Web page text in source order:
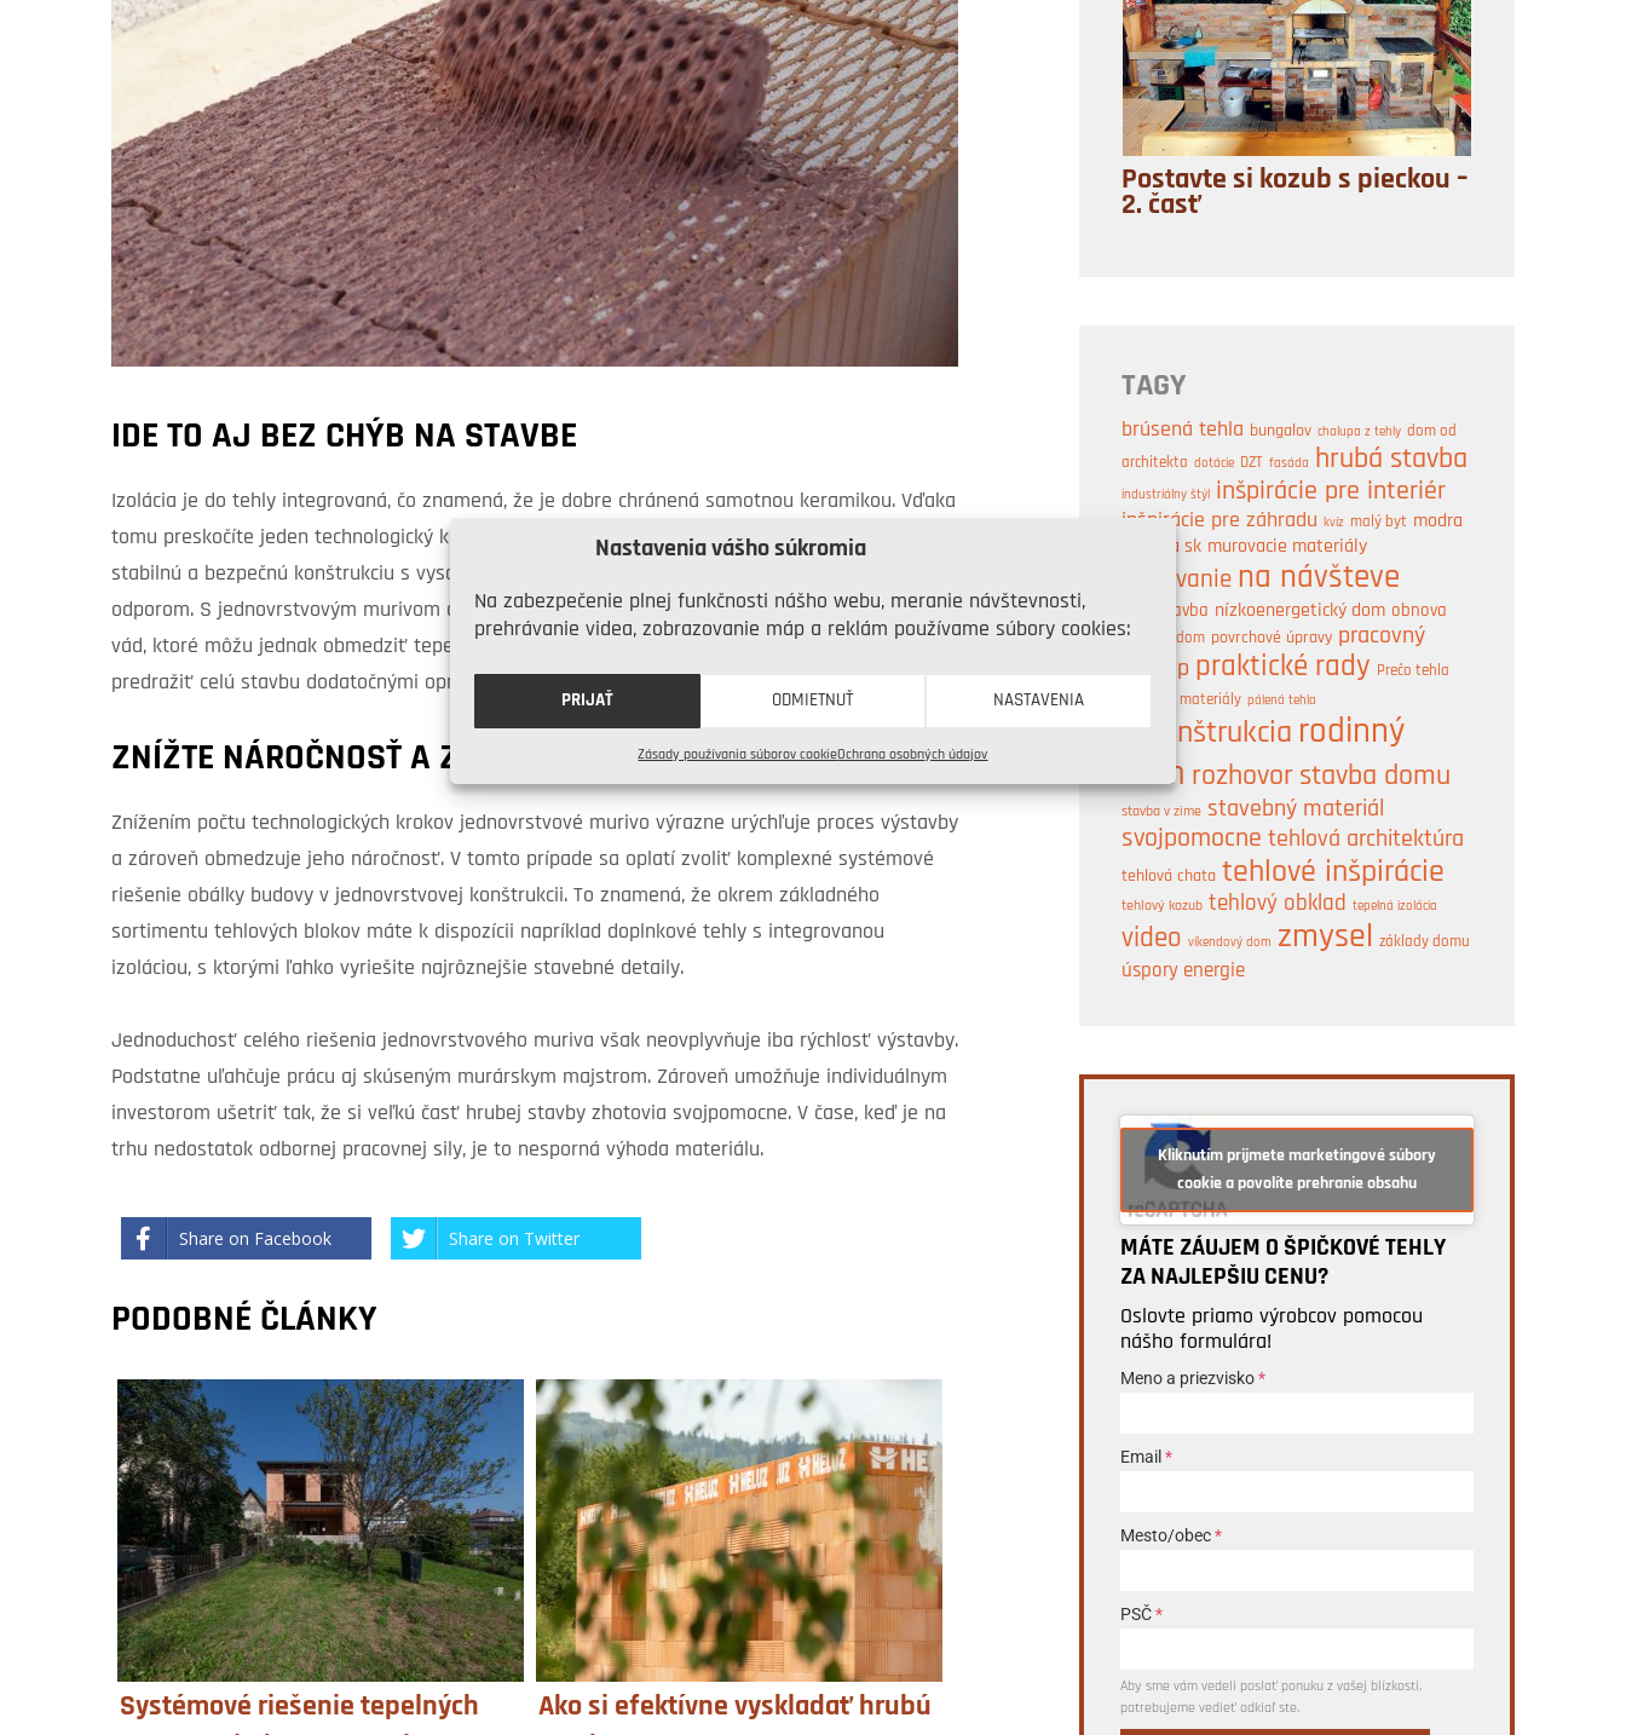
Nastavenia vášho súkromia
Na zabezpečenie plnej funkčnosti nášho webu, meranie návštevnosti,
prehrávanie videa, zobrazovanie máp a reklám používame súbory cookies:
PRIJAŤ ODMIETNUŤ NASTAVENIA
Zásady používania súborov cookieOchrana osobných údajov
IDE TO AJ BEZ CHÝB NA STAVBE
Izolácia je do tehly integrovaná, čo znamená, že je dobre chránená samotnou keramikou. Vďaka
tomu preskočíte jeden technologický krok pri výstavbe a napriek tomu získate masívnu,
stabilnú a bezpečnú konštrukciu s vysokou požiarnou odolnosťou a vynikajúcim tepelným
odporom. S jednovrstvovým murivom dokážete znížiť riziko vzniku rozličných konštrukčných
vád, ktoré môžu jednak obmedziť tepelnoizolačné vlastnosti samotného materiálu, jednak
predražiť celú stavbu dodatočnými opravami.
ZNÍŽTE NÁROČNOSŤ A ZVÝŠTE RÝCHLOSŤ STAVBY
Znížením počtu technologických krokov jednovrstvové murivo výrazne urýchľuje proces výstavby
a zároveň obmedzuje jeho náročnosť. V tomto prípade sa oplatí zvoliť komplexné systémové
riešenie obálky budovy v jednovrstvovej konštrukcii. To znamená, že okrem základného
sortimentu tehlových blokov máte k dispozícii napríklad doplnkové tehly s integrovanou
izoláciou, s ktorými ľahko vyriešite najrôznejšie stavebné detaily.
Jednoduchosť celého riešenia jednovrstvového muriva však neovplyvňuje iba rýchlosť výstavby.
Podstatne uľahčuje prácu aj skúseným murárskym majstrom. Zároveň umožňuje individuálnym
investorom ušetriť tak, že si veľkú časť hrubej stavby zhotovia svojpomocne. V čase, keď je na
trhu nedostatok odbornej pracovnej sily, je to nesporná výhoda materiálu.
Share on Facebook Share on Twitter
PODOBNÉ ČLÁNKY
Systémové riešenie tepelných
Ako si efektívne vyskladať hrubú
Postavte si kozub s pieckou –
2. časť
TAGY
brúsená tehla bungalov chalupa z tehly dom od
architekta dotácie DZT fasáda hrubá stavba
industriálny štýl inšpirácie pre interiér
inšpirácie pre záhradu kvíz malý byt modra
strecha sk murovacie materiály
murovanie na návšteve
novostavba nízkoenergetický dom obnova
pasívny dom povrchové úpravy pracovný
postup praktické rady Prečo tehla
prírodné materiály pálená tehla
rekonštrukcia rodinný
dom rozhovor stavba domu
stavba v zime stavebný materiál
svojpomocne tehlová architektúra
tehlová chata tehlové inšpirácie
tehlový kozub tehlový obklad tepelná izolácia
video víkendový dom zmysel základy domu
úspory energie
Kliknutím prijmete marketingové súbory
cookie a povolíte prehranie obsahu
MÁTE ZÁUJEM O ŠPIČKOVÉ TEHLY
ZA NAJLEPŠIU CENU?
Oslovte priamo výrobcov pomocou
nášho formulára!
Meno a priezvisko*
Email *
Mesto/obec*
PSČ*
Aby sme vám vedeli poslať ponuku z vašej blízkosti,
potrebujeme vedieť odkiaľ ste.